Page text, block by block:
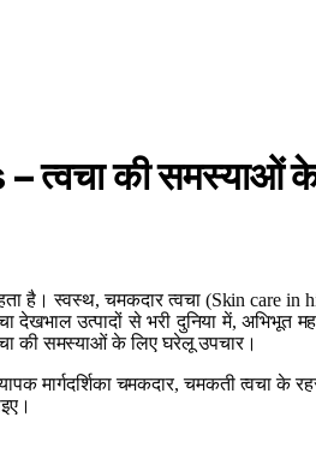
की समस्याओं के
है। स्वस्थ, चमकदार त्वचा (Skin care
देखभाल उत्पादों से भरी दुनिया में,
की समस्याओं के लिए घरेलू उपचार।
मार्गदर्शिका चमकदार, चमकती